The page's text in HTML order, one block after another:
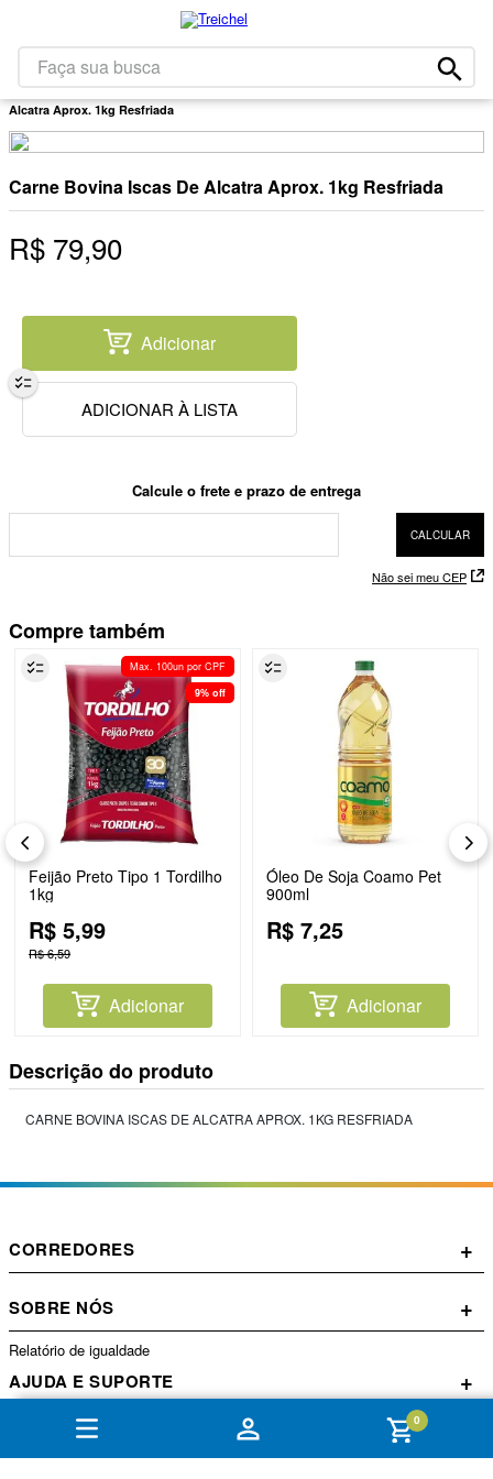
Faça sua busca
0
Carne Bovina Iscas De
Alcatra Aprox. 1kg Resfriada
Carne Bovina Iscas De Alcatra Aprox. 1kg Resfriada
R$ 79,90
Adicionar
Não sei meu CEP
Compre também
Max. 100un por CPF
9% off
Feijão Preto Tipo 1 Tordilho
1kg
R$ 5,99
R$6,59
Adicionar
Óleo De Soja Coamo Pet
900ml
R$ 7,25
Adicionar
Descrição do produto
CARNE BOVINA ISCAS DE ALCATRA APROX. 1KG RESFRIADA
CORREDORES +
SOBRE NÓS +
Relatório de igualdade
AJUDA E SUPORTE +
2º leite
3º papel higiênico
6º
7º chocolate
9º arroz
detergente